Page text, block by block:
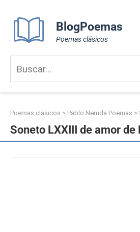
content
BlogPoemas
Poemas clásicos
Poemas clásicos > Pablo Neruda Poemas >
Soneto LXXIII de amor de